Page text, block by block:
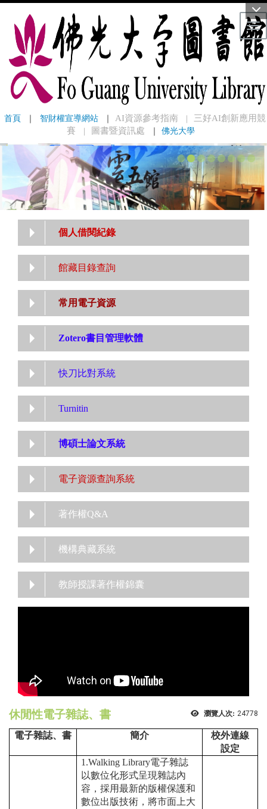
首頁 ｜ 智財權宣導網站 ｜ AI資源參考指南
三好AI創新應用競
賽
圖書暨資訊處 ｜ 佛光大學
個人借閱紀錄
館藏目錄查詢
常用電子資源
Zotero書目管理軟體
快刀比對系統
Turnitin
博碩士論文系統
電子資源查詢系統
著作權Q&A
機構典藏系統
教師授課著作權錦囊
瀏覽人次: 24778
休閒性電子雜誌、書
電子雜誌、書 簡介
校外連線
設定
1.Walking Library電子雜誌
以數位化形式呈現雜誌內
容，採用最新的版權保護和
數位出版技術，將市面上大